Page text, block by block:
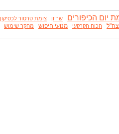
יום הכיפורים שריון
צומת טרטור לכסיקון
צה"ל הכוח הקרקעי מנועי חיפוש
מחקר שימוש